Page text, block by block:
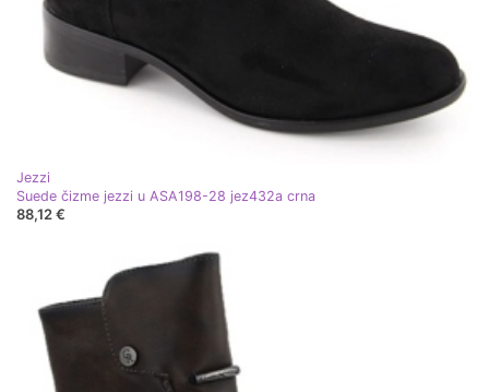
Jezzi
Suede čizme jezzi u ASA198-28 jez432a crna
88,12 €